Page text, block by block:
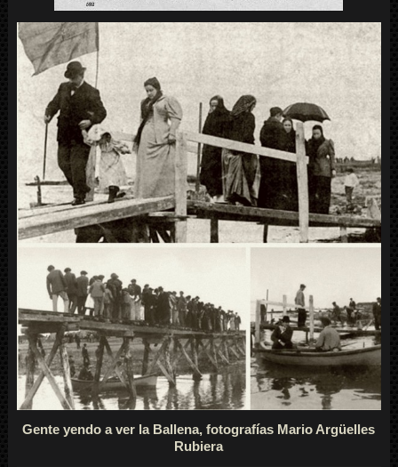
Gente yendo a ver la Ballena, fotografías Mario Argüelles
Rubiera